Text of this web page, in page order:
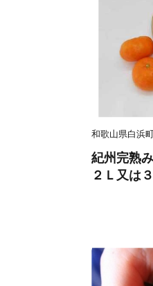
和歌山県白浜
紀州完熟
２Ｌ又は３